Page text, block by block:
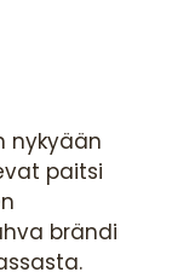
nykyään
paitsi
brändi